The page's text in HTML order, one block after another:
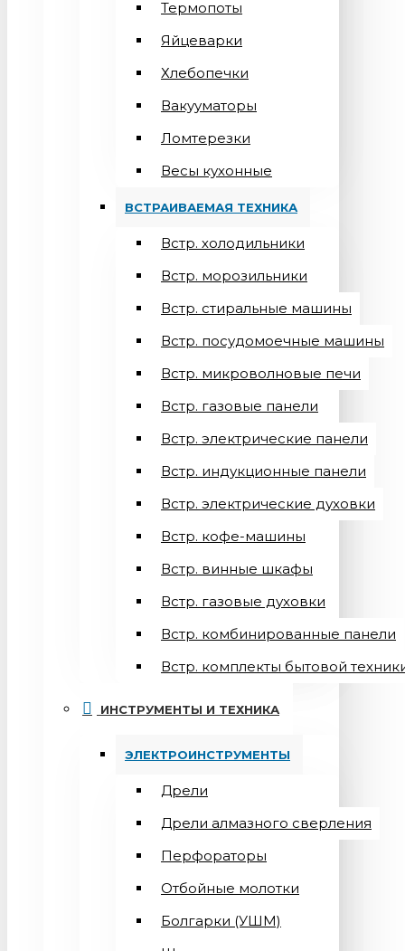
Термопоты
Яйцеварки
Хлебопечки
Вакууматоры
Ломтерезки
Весы кухонные
ВСТРАИВАЕМАЯ ТЕХНИКА
Встр. холодильники
Встр. морозильники
Встр. стиральные машины
Встр. посудомоечные машины
Встр. микроволновые печи
Встр. газовые панели
Встр. электрические панели
Встр. индукционные панели
Встр. электрические духовки
Встр. кофе-машины
Встр. винные шкафы
Встр. газовые духовки
Встр. комбинированные панели
Встр. комплекты бытовой
ИНСТРУМЕНТЫ И ТЕХНИКА
ЭЛЕКТРОИНСТРУМЕНТЫ
Дрели
Дрели алмазного сверления
Перфораторы
Отбойные молотки
Болгарки (УШМ)